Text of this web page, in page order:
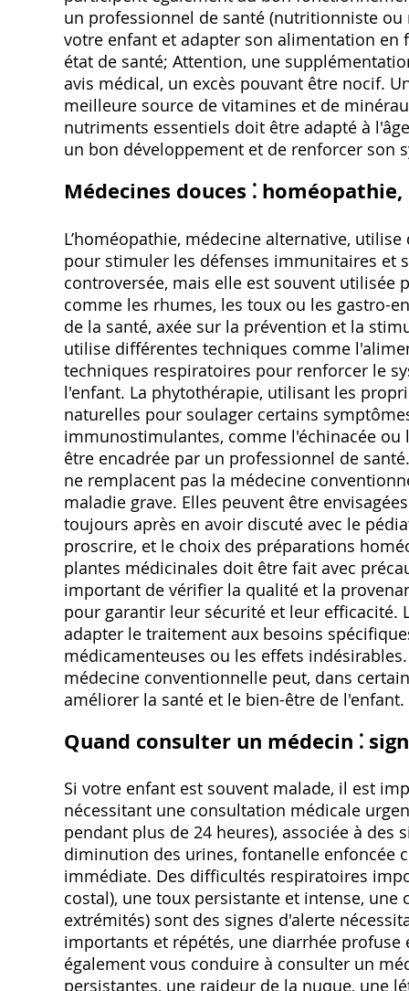
un professionnel de santé (nutritionniste
votre enfant et adapter son alimentation en
état de santé; Attention, une
avis médical, un excès pouvant être nocif.
meilleure source de vitamines et de
nutriments essentiels doit être adapté à
un bon développement et de renforcer son
Médecines douces ⁚
L’homéopathie, médecine alternative,
pour stimuler les défenses immunitaires et
controversée, mais elle est souvent utilisée
comme les rhumes, les toux ou les gastro-
de la santé, axée sur la prévention et la
utilise différentes techniques comme
techniques respiratoires pour renforcer le
l'enfant. La phytothérapie, utilisant les
naturelles pour soulager certains
immunostimulantes, comme l'échinacée
être encadrée par un professionnel de
ne remplacent pas la médecine
maladie grave. Elles peuvent être
toujours après en avoir discuté avec le
proscrire, et le choix des préparations
plantes médicinales doit être fait avec
important de vérifier la qualité et la
pour garantir leur sécurité et leur efficacité.
adapter le traitement aux besoins
médicamenteuses ou les effets
médecine conventionnelle peut, dans
améliorer la santé et le bien-être de l'enfant.
Quand consulter un médecin ⁚
Si votre enfant est souvent malade, il est
nécessitant une consultation médicale
pendant plus de 24 heures), associée à des
diminution des urines, fontanelle enfoncée
immédiate. Des difficultés respiratoires
costal), une toux persistante et intense,
extrémités) sont des signes d'alerte
importants et répétés, une diarrhée
également vous conduire à consulter un
persistantes, une raideur de la nuque, une